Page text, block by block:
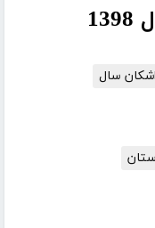
اشکان سال